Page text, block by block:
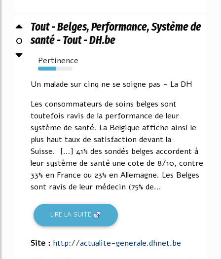
0
Tout - Belges, Performance, Système de
santé - Tout - DH.be
Pertinence
51%
Un malade sur cinq ne se soigne pas - La DH
Les consommateurs de soins belges sont
toutefois ravis de la performance de leur
système de santé. La Belgique affiche ainsi le
plus haut taux de satisfaction devant la
Suisse. [...] 41% des sondés belges accordent à
leur système de santé une cote de 8/10, contre
33% en France ou 23% en Allemagne. Les Belges
sont ravis de leur médecin (75% de...
LIRE LA SUITE
Site : http://actualite-generale.dhnet.be